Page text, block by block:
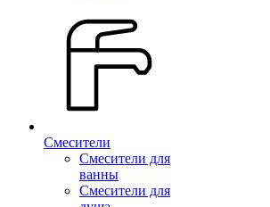
Смесители
Смесители для
ванны
Смесители для